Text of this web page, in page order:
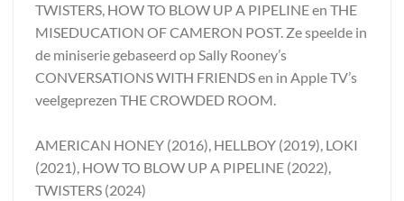
TWISTERS, HOW TO BLOW UP A PIPELINE en THE
MISEDUCATION OF CAMERON POST. Ze speelde in
de miniserie gebaseerd op Sally Rooney’s
CONVERSATIONS WITH FRIENDS en in Apple TV’s
veelgeprezen THE CROWDED ROOM.
AMERICAN HONEY (2016), HELLBOY (2019), LOKI
(2021), HOW TO BLOW UP A PIPELINE (2022),
TWISTERS (2024)